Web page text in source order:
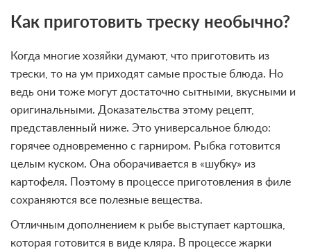
Как приготовить треску необычно?
Когда многие хозяйки думают, что приготовить из
трески, то на ум приходят самые простые блюда. Но
ведь они тоже могут достаточно сытными, вкусными и
оригинальными. Доказательства этому рецепт,
представленный ниже. Это универсальное блюдо:
горячее одновременно с гарниром. Рыбка готовится
целым куском. Она оборачивается в «шубку» из
картофеля. Поэтому в процессе приготовления в филе
сохраняются все полезные вещества.
Отличным дополнением к рыбе выступает картошка,
которая готовится в виде кляра. В процессе жарки